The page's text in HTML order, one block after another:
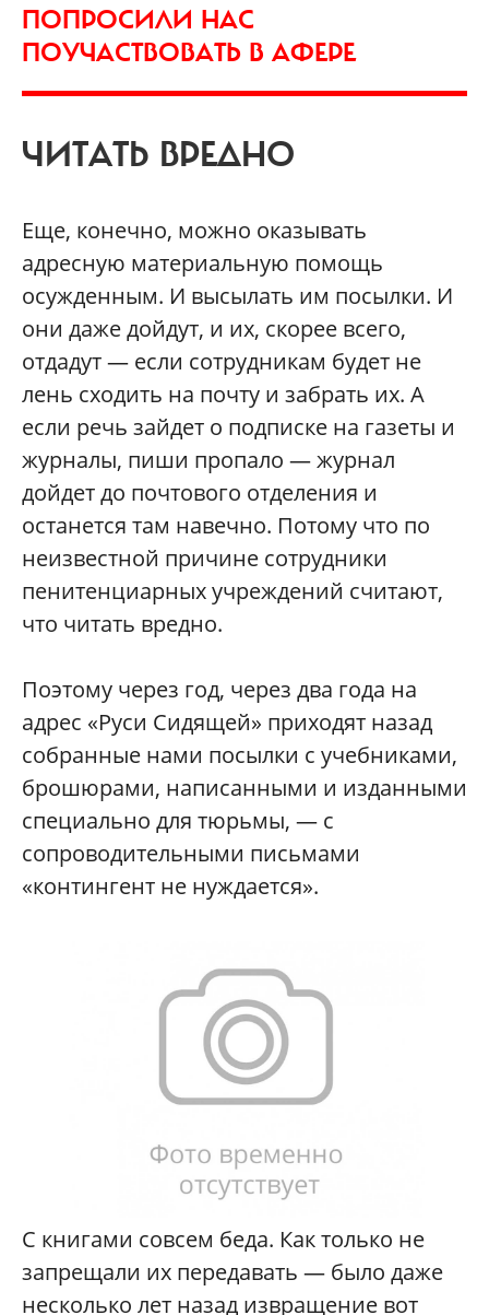
ПОПРОСИЛИ НАС
ПОУЧАСТВОВАТЬ В АФЕРЕ
ЧИТАТЬ ВРЕДНО
Еще, конечно, можно оказывать
адресную материальную помощь
осужденным. И высылать им посылки. И
они даже дойдут, и их, скорее всего,
отдадут — если сотрудникам будет не
лень сходить на почту и забрать их. А
если речь зайдет о подписке на газеты и
журналы, пиши пропало — журнал
дойдет до почтового отделения и
останется там навечно. Потому что по
неизвестной причине сотрудники
пенитенциарных учреждений считают,
что читать вредно.
Поэтому через год, через два года на
адрес «Руси Сидящей» приходят назад
собранные нами посылки с учебниками,
брошюрами, написанными и изданными
специально для тюрьмы, — с
сопроводительными письмами
«контингент не нуждается».
С книгами совсем беда. Как только не
запрещали их передавать — было даже
несколько лет назад извращение вот